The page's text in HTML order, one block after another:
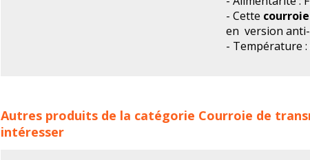
- Cette
en version
- Température :
Retrouvez
courroiescourroie industrielcourroie industrielle
transmission
Autres produits de la catégorie Courroie de
intéresser